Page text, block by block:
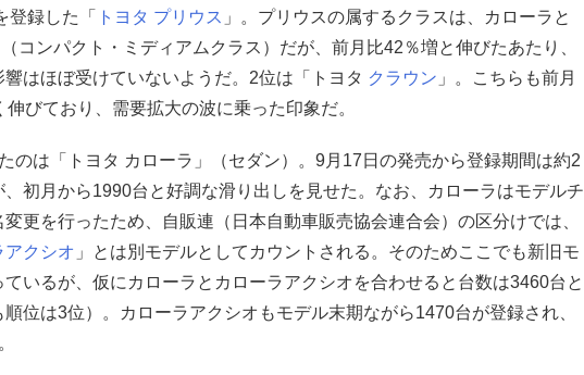
登録した「 トヨタ プリウス 」。プリウスの属するクラスは、カローラと
コンパクト・ミディアムクラス）だが、前月比42％増と伸びたあたり、
響はほぼ受けていないようだ。2位は「トヨタ クラウン 」。こちらも前月
伸びており、需要拡大の波に乗った印象だ。
のは「トヨタ カローラ」（セダン）。9月17日の発売から登録期間は約2
初月から1990台と好調な滑り出しを見せた。なお、カローラはモデルチ
変更を行ったため、自販連（日本自動車販売協会連合会）の区分けでは、
アクシオ 」とは別モデルとしてカウントされる。そのためここでも新旧モ
いるが、仮にカローラとカローラアクシオを合わせると台数は3460台と
位は3位）。カローラアクシオもモデル末期ながら1470台が登録され、